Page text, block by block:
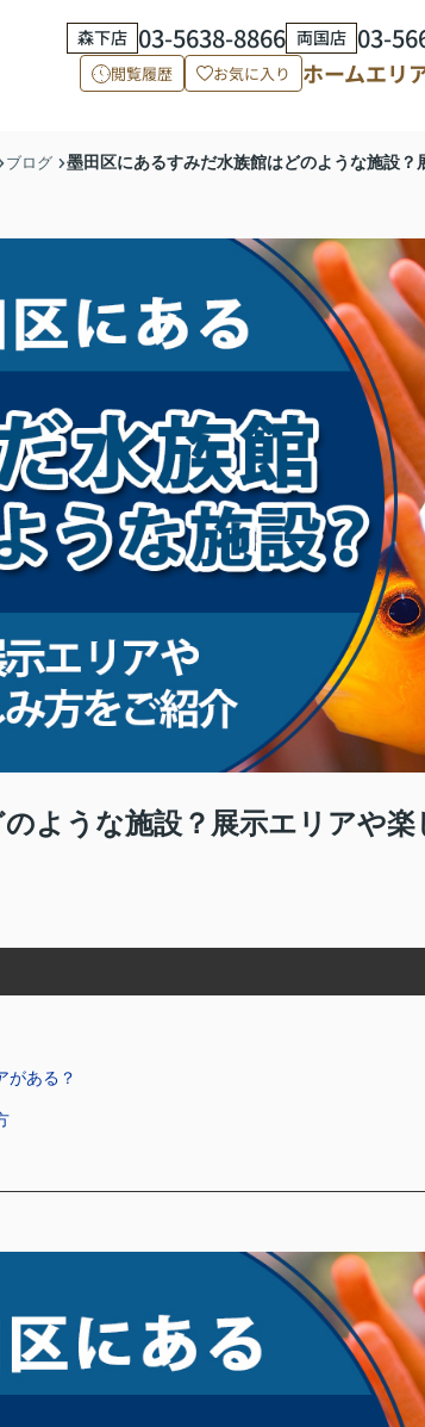
森下店 03-5638-8866 両国店 03-
閲覧履歴 お気に入り ホームエリ
ブログ 墨田区にあるすみだ水族館はどのような施設
ような施設？展示エリアや楽
がある？